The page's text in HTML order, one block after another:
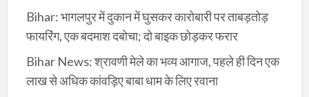
Bihar: भागलपुर में दुकान में घुसकर कारोबारी पर ताबड़तोड़
फायरिंग, एक बदमाश दबोचा; दो बाइक छोड़कर फरार
Bihar News: श्रावणी मेले का भव्य आगाज, पहले ही दिन एक
लाख से अधिक कांवड़िए बाबा धाम के लिए रवाना